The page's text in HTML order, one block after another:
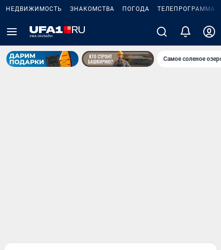
НЕДВИЖИМОСТЬ ЗНАКОМСТВА ПОГОДА ТЕЛЕПРОГРАММА
Самое соленое